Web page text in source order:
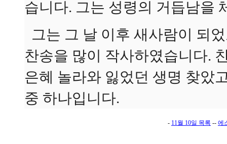
습니다. 그는 성령의 거듭남을
그는 그 날 이후 새사람이 되
찬송을 많이 작사하였습니다.
은혜 놀라와 잃었던 생명 찾았
중 하나입니다.
- 11월 10일 목록 -- 에